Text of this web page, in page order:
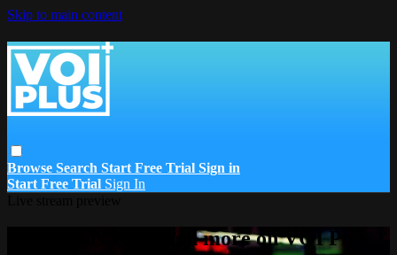
Skip to main content
Browse Search Start Free Trial Sign in
Start Free Trial Sign In
Watch this video and more on VOI Plus